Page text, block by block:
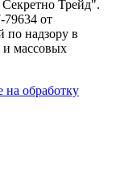
Трейд".
от
по надзору в
и массовых
на обработку